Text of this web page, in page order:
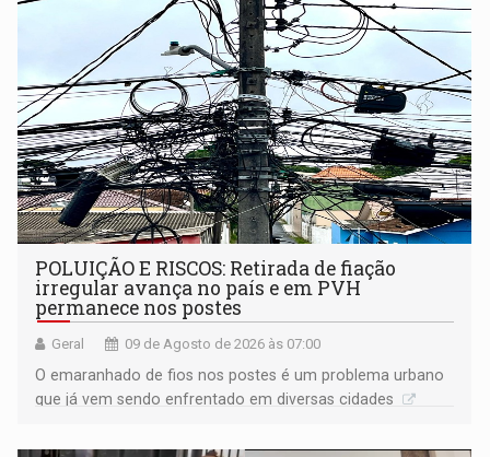
POLUIÇÃO E RISCOS: Retirada de fiação
irregular avança no país e em PVH
permanece nos postes
Geral 09 de Agosto de 2026 às 07:00
O emaranhado de fios nos postes é um problema urbano
que já vem sendo enfrentado em diversas cidades